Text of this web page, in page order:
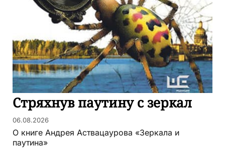
Стряхнув паутину с зеркал
06.08.2026
О книге Андрея Аствацаурова «Зеркала и
паутина»